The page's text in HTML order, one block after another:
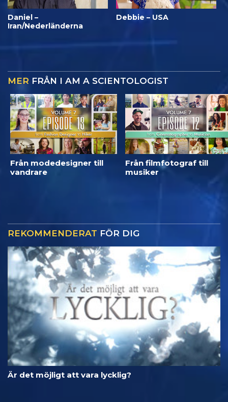
Daniel –
Iran/Nederländerna
Debbie – USA
MER FRÅN I AM A SCIENTOLOGIST
Från modedesigner till
vandrare
Från filmfotograf till
musiker
REKOMMENDERAT FÖR DIG
Är det möjligt att vara lycklig?